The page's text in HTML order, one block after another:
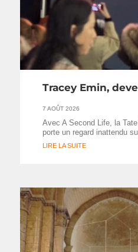
Tracey Emin,
7 AOÛT 2026
Avec A Second Life, la
porte un regard inattendu
LIRE LA SUITE